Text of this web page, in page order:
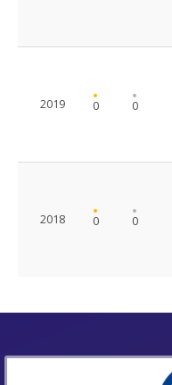
2019 0 0
2018 0 0